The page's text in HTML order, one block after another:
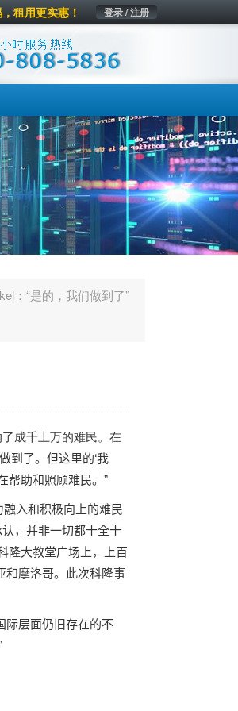
登录 / 注册
租用更实惠！
：“是的，我们做到了”
成千上万的难民。在
到了。但这里的‘我
帮助和照顾难民。”
入和积极向上的难民
，并非一切都十全十
隆大教堂广场上，上百
和摩洛哥。此次科隆事
际层面仍旧存在的不